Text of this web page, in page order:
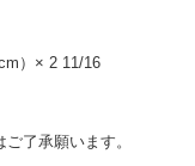
）× 2 11/16
了承願います。